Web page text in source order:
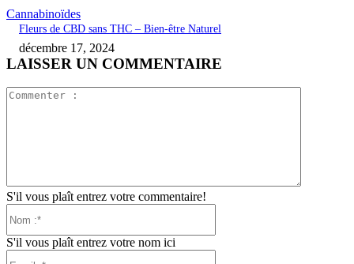
Cannabinoïdes
Fleurs de CBD sans THC – Bien-être Naturel
décembre 17, 2024
LAISSER UN COMMENTAIRE
S'il vous plaît entrez votre commentaire!
S'il vous plaît entrez votre nom ici